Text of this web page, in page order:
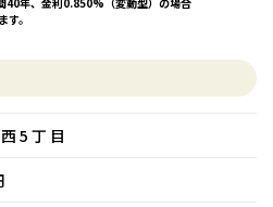
。
5丁目